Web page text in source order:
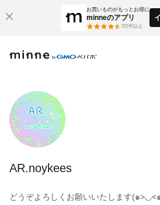
お買いものがもっとお得に
minneのアプリ
3万件以上
AR.noykees
どうぞよろしくお願いいたします(๑>◡<